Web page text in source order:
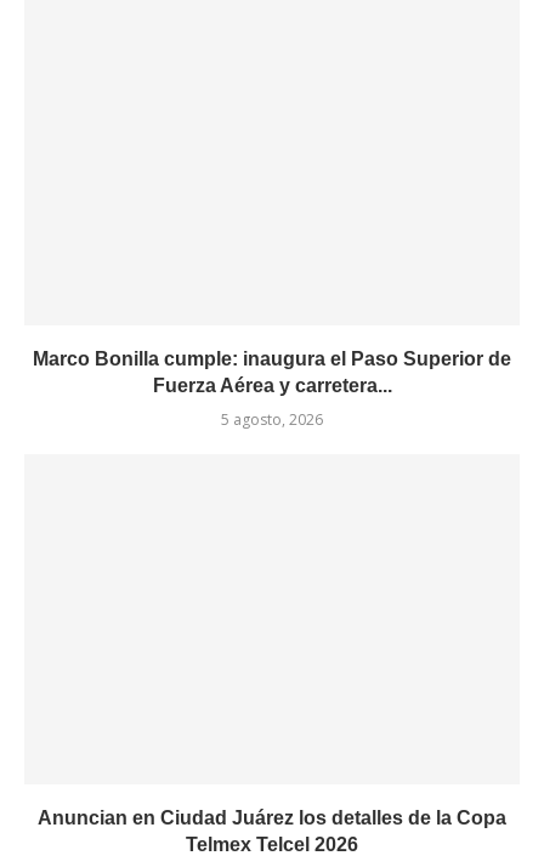
Marco Bonilla cumple: inaugura el Paso Superior de
Fuerza Aérea y carretera...
5 agosto, 2026
Anuncian en Ciudad Juárez los detalles de la Copa
Telmex Telcel 2026